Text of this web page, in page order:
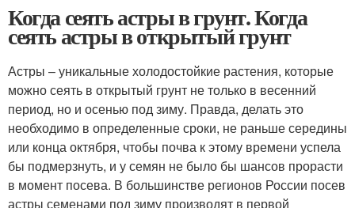
Когда сеять астры в грунт. Когда
сеять астры в открытый грунт
Астры – уникальные холодостойкие растения, которые
можно сеять в открытый грунт не только в весенний
период, но и осенью под зиму. Правда, делать это
необходимо в определенные сроки, не раньше середины
или конца октября, чтобы почва к этому времени успела
бы подмерзнуть, и у семян не было бы шансов прорасти
в момент посева. В большинстве регионов России посев
астры семенами под зиму производят в первой